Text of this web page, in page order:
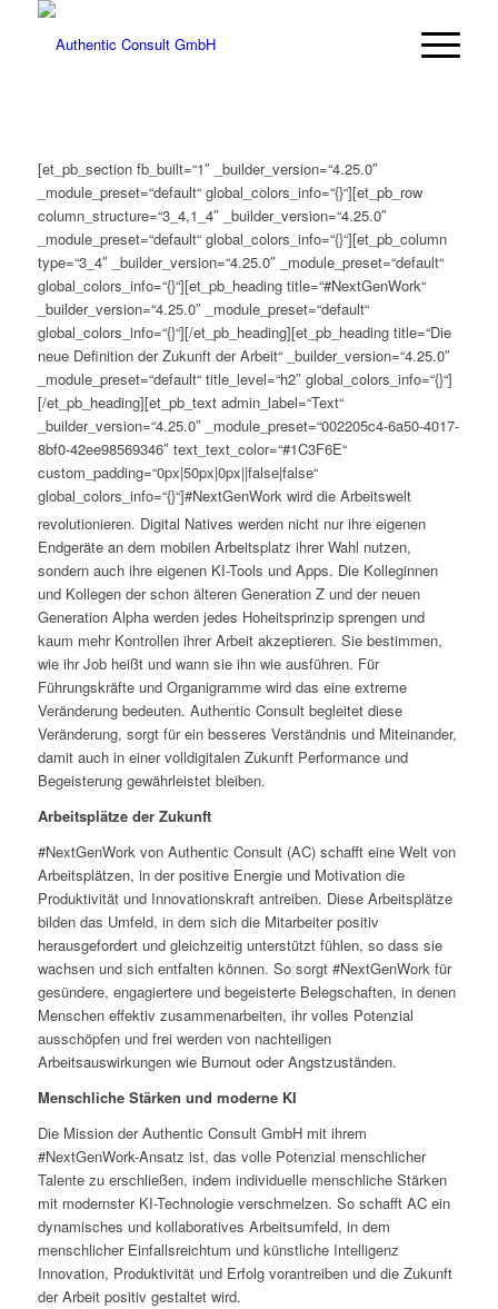
[et_pb_section fb_built=“1″ _builder_version=“4.25.0″
_module_preset=“default“ global_colors_info=“{}“][et_pb_row
column_structure=“3_4,1_4″ _builder_version=“4.25.0″
_module_preset=“default“ global_colors_info=“{}“][et_pb_column
type=“3_4″ _builder_version=“4.25.0″ _module_preset=“default“
global_colors_info=“{}“][et_pb_heading title=“#NextGenWork“
_builder_version=“4.25.0″ _module_preset=“default“
global_colors_info=“{}“][/et_pb_heading][et_pb_heading title=“Die
neue Definition der Zukunft der Arbeit“ _builder_version=“4.25.0″
_module_preset=“default“ title_level=“h2″ global_colors_info=“{}“]
[/et_pb_heading][et_pb_text admin_label=“Text“
_builder_version=“4.25.0″ _module_preset=“002205c4-6a50-4017-
8bf0-42ee98569346″ text_text_color=“#1C3F6E“
custom_padding=“0px|50px|0px||false|false“
global_colors_info=“{}“]#NextGenWork wird die Arbeitswelt
revolutionieren. Digital Natives werden nicht nur ihre eigenen
Endgeräte an dem mobilen Arbeitsplatz ihrer Wahl nutzen,
sondern auch ihre eigenen KI-Tools und Apps. Die Kolleginnen
und Kollegen der schon älteren Generation Z und der neuen
Generation Alpha werden jedes Hoheitsprinzip sprengen und
kaum mehr Kontrollen ihrer Arbeit akzeptieren. Sie bestimmen,
wie ihr Job heißt und wann sie ihn wie ausführen. Für
Führungskräfte und Organigramme wird das eine extreme
Veränderung bedeuten. Authentic Consult begleitet diese
Veränderung, sorgt für ein besseres Verständnis und Miteinander,
damit auch in einer volldigitalen Zukunft Performance und
Begeisterung gewährleistet bleiben.
Arbeitsplätze der Zukunft
#NextGenWork von Authentic Consult (AC) schafft eine Welt von
Arbeitsplätzen, in der positive Energie und Motivation die
Produktivität und Innovationskraft antreiben. Diese Arbeitsplätze
bilden das Umfeld, in dem sich die Mitarbeiter positiv
herausgefordert und gleichzeitig unterstützt fühlen, so dass sie
wachsen und sich entfalten können. So sorgt #NextGenWork für
gesündere, engagiertere und begeisterte Belegschaften, in denen
Menschen effektiv zusammenarbeiten, ihr volles Potenzial
ausschöpfen und frei werden von nachteiligen
Arbeitsauswirkungen wie Burnout oder Angstzuständen.
Menschliche Stärken und moderne KI
Die Mission der Authentic Consult GmbH mit ihrem
#NextGenWork-Ansatz ist, das volle Potenzial menschlicher
Talente zu erschließen, indem individuelle menschliche Stärken
mit modernster KI-Technologie verschmelzen. So schafft AC ein
dynamisches und kollaboratives Arbeitsumfeld, in dem
menschlicher Einfallsreichtum und künstliche Intelligenz
Innovation, Produktivität und Erfolg vorantreiben und die Zukunft
der Arbeit positiv gestaltet wird.